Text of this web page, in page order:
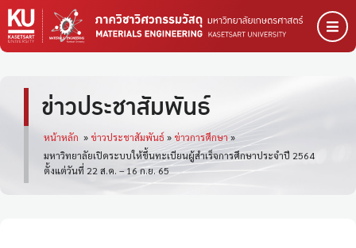
ข่าวประชาสัมพันธ์
หน้าหลัก » ข่าวประชาสัมพันธ์ » ข่าวการศึกษา »
มหาวิทยาลัยเปิดระบบให้ขึ้นทะเบียนผู้สำเร็จการศึกษาประจำปี 2564
ตั้งแต่วันที่ 22 ส.ค. – 16 ก.ย. 65